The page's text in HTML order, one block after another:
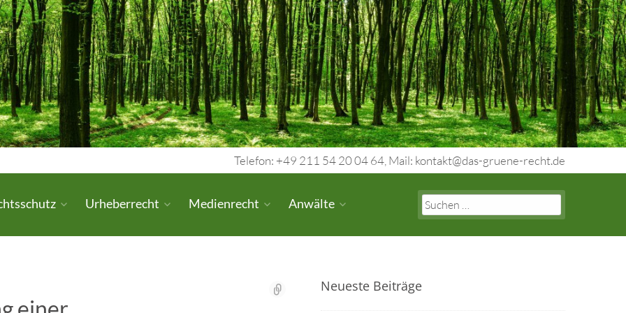
Telefon: +49 211 54 20 04 64, Mail: kontakt@das-gruene-recht.de
Search
for:
Urheberrecht Medienrecht Anwälte
Neueste Beiträge